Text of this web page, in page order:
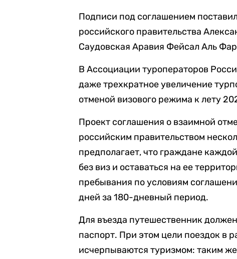
Подписи под соглашением
российского правительства
Саудовская Аравия Фейсал Аль
В Ассоциации туроператоров
даже трехкратное увеличение
отменой визового режима к лету
Проект соглашения о взаимной
российским правительством
предполагает, что граждане
без виз и оставаться на ее
пребывания по условиям
дней за 180-дневный период.
Для въезда путешественник
паспорт. При этом цели поездок в
исчерпываются туризмом: таким